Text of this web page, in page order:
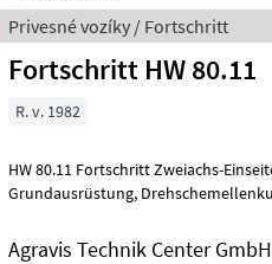
Privesné vozíky / Fortschritt
Fortschritt HW 80.11
R. v. 1982
HW 80.11 Fortschritt Zweiachs-Einseitenkipper HW 80.11 in
Grundausrüstung, Drehschemellenkung Blattfederung, 25 km/h
Agravis Technik Center GmbH